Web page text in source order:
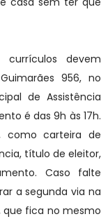
currículos devem
956, no
de Assistência
é das 9h às 17h.
como carteira de
título de eleitor,
Caso falte
a segunda via na
que fica no mesmo